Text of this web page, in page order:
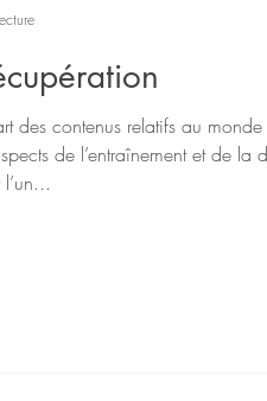
des contenus relatifs au
de l’entraînement et de la